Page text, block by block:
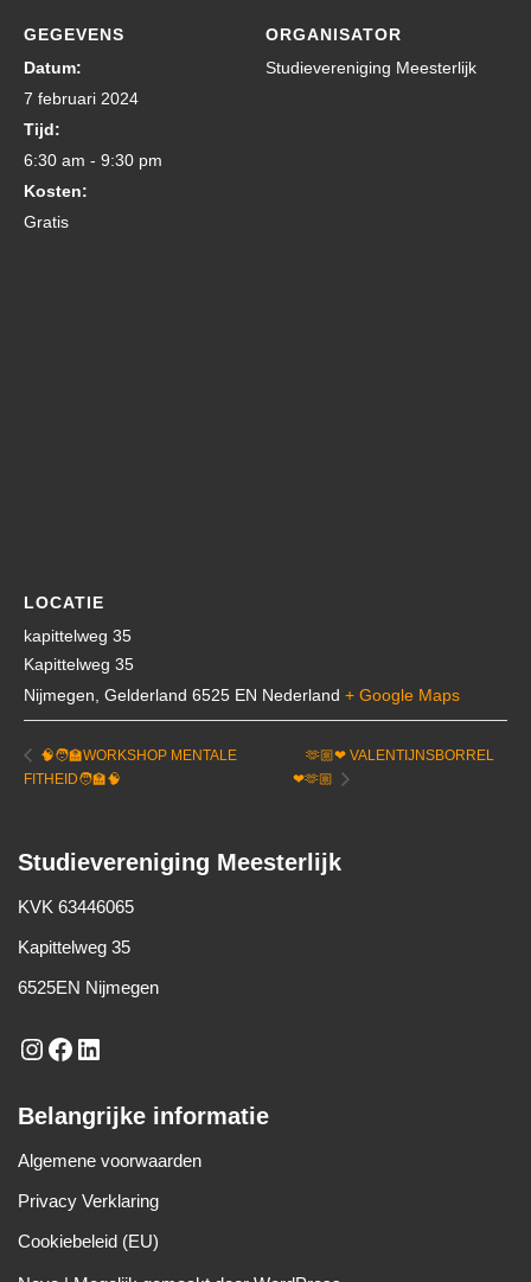
GEGEVENS
Datum:
7 februari 2024
Tijd:
6:30 am - 9:30 pm
Kosten:
Gratis
ORGANISATOR
Studievereniging Meesterlijk
LOCATIE
kapittelweg 35
Kapittelweg 35
Nijmegen Gelderland 6525 EN Nederland + Google Maps
🧠🧑‍🏫WORKSHOP MENTALE
FITHEID🧑‍🏫🧠
🫶🏼❤ VALENTIJNSBORREL
❤🫶🏼
Studievereniging Meesterlijk
KVK 63446065
Kapittelweg 35
6525EN Nijmegen
Belangrijke informatie
Algemene voorwaarden
Privacy Verklaring
Cookiebeleid (EU)